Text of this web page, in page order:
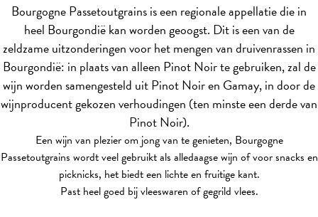
Bourgogne Passetoutgrains is een regionale appellatie die in
heel Bourgondië kan worden geoogst. Dit is een van de
zeldzame uitzonderingen voor het mengen van druivenrassen in
Bourgondië: in plaats van alleen Pinot Noir te gebruiken, zal de
wijn worden samengesteld uit Pinot Noir en Gamay, in door de
wijnproducent gekozen verhoudingen (ten minste een derde van
Pinot Noir).
Een wijn van plezier om jong van te genieten, Bourgogne
Passetoutgrains wordt veel gebruikt als alledaagse wijn of voor snacks en
picknicks, het biedt een lichte en fruitige kant.
Past heel goed bij vleeswaren of gegrild vlees.